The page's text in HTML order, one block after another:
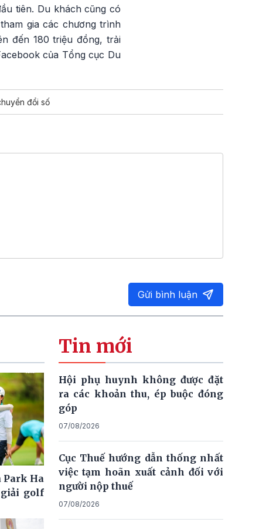
tiên. Du khách cũng có
gia các chương trình
đến 180 triệu đồng, trải
của Tổng cục Du
đổi số
Gửi bình luận
Park Ha
golf
Tin mới
Hội phụ huynh không được đặt
ra các khoản thu, ép buộc đóng
góp
07/08/2026
Cục Thuế hướng dẫn thống nhất
việc tạm hoãn xuất cảnh đối với
người nộp thuế
07/08/2026